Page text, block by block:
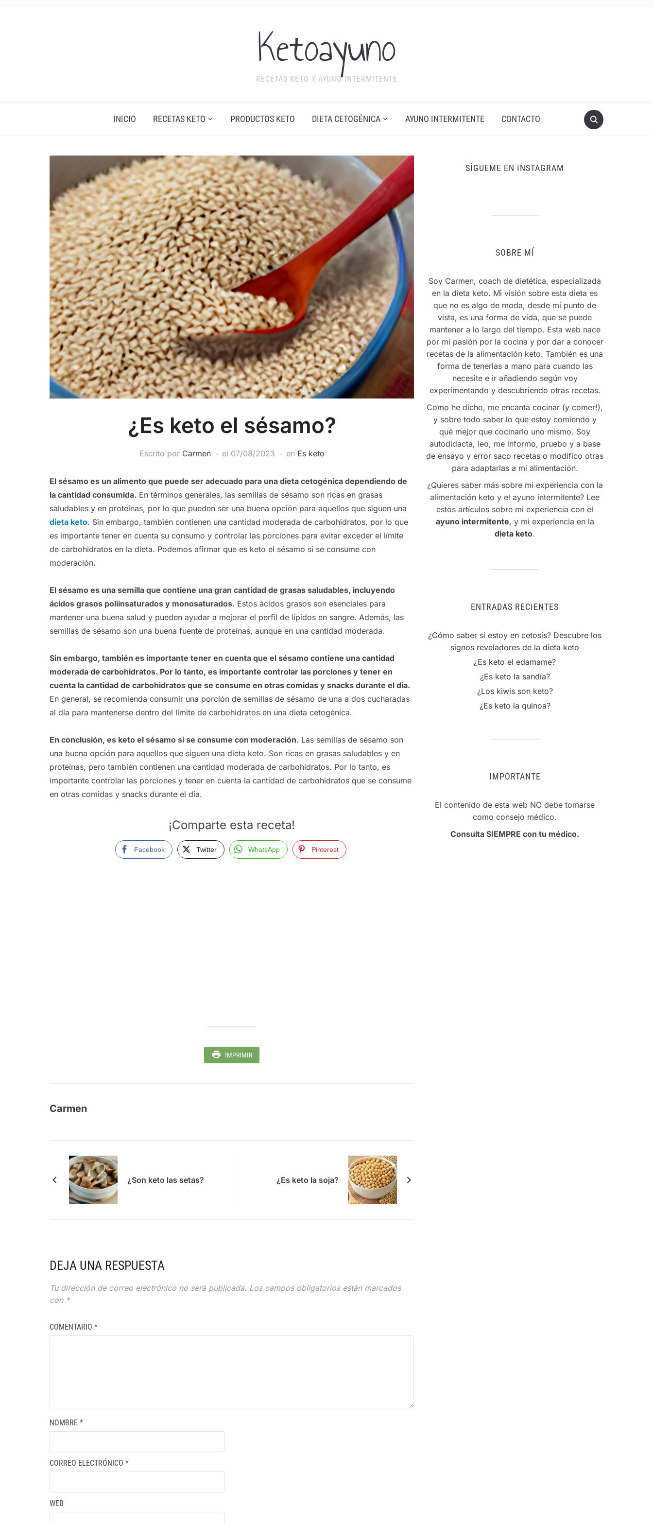
Ketoayuno
RECETAS KETO Y AYUNO INTERMITENTE
INICIO RECETAS KETO PRODUCTOS KETO DIETA CETOGÉNICA AYUNO INTERMITENTE CONTACTO
¿Es keto el sésamo?
Escrito por Carmen el 07/08/2023 en Es keto
El sésamo es un alimento que puede ser adecuado para una dieta cetogénica dependiendo de
la cantidad consumida. En términos generales, las semillas de sésamo son ricas en grasas
saludables y en proteínas, por lo que pueden ser una buena opción para aquellos que siguen una
dieta keto. Sin embargo, también contienen una cantidad moderada de carbohidratos, por lo que
es importante tener en cuenta su consumo y controlar las porciones para evitar exceder el límite
de carbohidratos en la dieta. Podemos afirmar que es keto el sésamo si se consume con
moderación.
El sésamo es una semilla que contiene una gran cantidad de grasas saludables, incluyendo
ácidos grasos poliinsaturados y monosaturados. Estos ácidos grasos son esenciales para
mantener una buena salud y pueden ayudar a mejorar el perfil de lípidos en sangre. Además, las
semillas de sésamo son una buena fuente de proteínas, aunque en una cantidad moderada.
Sin embargo, también es importante tener en cuenta que el sésamo contiene una cantidad
moderada de carbohidratos. Por lo tanto, es importante controlar las porciones y tener en
cuenta la cantidad de carbohidratos que se consume en otras comidas y snacks durante el día.
En general, se recomienda consumir una porción de semillas de sésamo de una a dos cucharadas
al día para mantenerse dentro del límite de carbohidratos en una dieta cetogénica.
En conclusión, es keto el sésamo si se consume con moderación. Las semillas de sésamo son
una buena opción para aquellos que siguen una dieta keto. Son ricas en grasas saludables y en
proteínas, pero también contienen una cantidad moderada de carbohidratos. Por lo tanto, es
importante controlar las porciones y tener en cuenta la cantidad de carbohidratos que se consume
en otras comidas y snacks durante el día.
¡Comparte esta receta!
Facebook Twitter WhatsApp Pinterest
IMPRIMIR
Carmen
¿Son keto las setas? ¿Es keto la soja?
DEJA UNA RESPUESTA
Tu dirección de correo electrónico no será publicada. Los campos obligatorios están marcados
con *
COMENTARIO *
NOMBRE *
CORREO ELECTRÓNICO *
WEB
SÍGUEME EN INSTAGRAM
SOBRE MÍ
Soy Carmen, coach de dietética, especializada
en la dieta keto. Mi visión sobre esta dieta es
que no es algo de moda, desde mi punto de
vista, es una forma de vida, que se puede
mantener a lo largo del tiempo. Esta web nace
por mi pasión por la cocina y por dar a conocer
recetas de la alimentación keto. También es una
forma de tenerlas a mano para cuando las
necesite e ir añadiendo según voy
experimentando y descubriendo otras recetas.
Como he dicho, me encanta cocinar (y comer!),
y sobre todo saber lo que estoy comiendo y
qué mejor que cocinarlo uno mismo. Soy
autodidacta, leo, me informo, pruebo y a base
de ensayo y error saco recetas o modifico otras
para adaptarlas a mi alimentación.
¿Quieres saber más sobre mi experiencia con la
alimentación keto y el ayuno intermitente? Lee
estos artículos sobre mi experiencia con el
ayuno intermitente, y mi experiencia en la
dieta keto.
ENTRADAS RECIENTES
¿Cómo saber si estoy en cetosis? Descubre los
signos reveladores de la dieta keto
¿Es keto el edamame?
¿Es keto la sandía?
¿Los kiwis son keto?
¿Es keto la quinoa?
IMPORTANTE
El contenido de esta web NO debe tomarse
como consejo médico.
Consulta SIEMPRE con tu médico.